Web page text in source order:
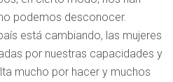
podemos desconocer.
está cambiando, las mujeres
por nuestras capacidades y
mucho por hacer y muchos